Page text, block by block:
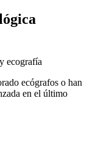
ecografía
ecógrafos o han
en el último